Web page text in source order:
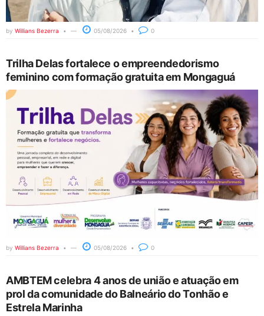
by Willians Bezerra 05/08/2026 0
Trilha Delas fortalece o empreendedorismo
feminino com formação gratuita em Mongaguá
by Willians Bezerra 05/08/2026 0
AMBTEM celebra 4 anos de união e atuação em
prol da comunidade do Balneário do Tonhão e
Estrela Marinha